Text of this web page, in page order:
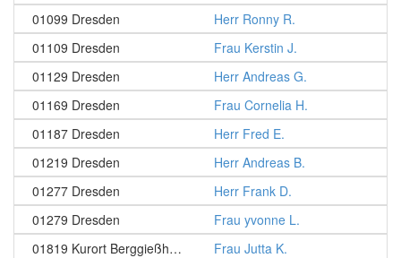
01099 Dresden
Herr Ronny R.
01109 Dresden
Frau Kerstin J.
01129 Dresden
Herr Andreas G.
01169 Dresden
Frau Cornelia H.
01187 Dresden
Herr Fred E.
01219 Dresden
Herr Andreas B.
01277 Dresden
Herr Frank D.
01279 Dresden
Frau yvonne L.
01819 Kurort Berggießhübel
Frau Jutta K.